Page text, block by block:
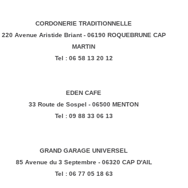
CORDONERIE TRADITIONNELLE
220 Avenue Aristide Briant - 06190 ROQUEBRUNE CAP
MARTIN
Tel : 06 58 13 20 12
EDEN CAFE
33 Route de Sospel - 06500 MENTON
Tel : 09 88 33 06 13
GRAND GARAGE UNIVERSEL
85 Avenue du 3 Septembre - 06320 CAP D'AIL
Tel : 06 77 05 18 63